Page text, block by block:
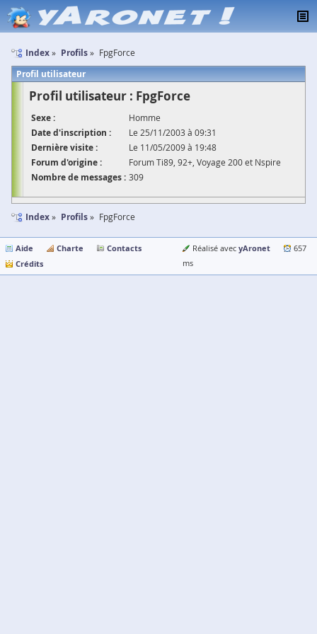
Index Profils FpgForce
Profil utilisateur
Profil utilisateur : FpgForce
Sexe : Homme
Date d'inscription : Le 25/11/2003 à 09:31
Dernière visite : Le 11/05/2009 à 19:48
Forum d'origine : Forum Ti89, 92+, Voyage 200 et Nspire
Nombre de messages : 309
Index Profils FpgForce
Aide Charte
Contacts
Crédits
Réalisé avec yAronet
657
ms